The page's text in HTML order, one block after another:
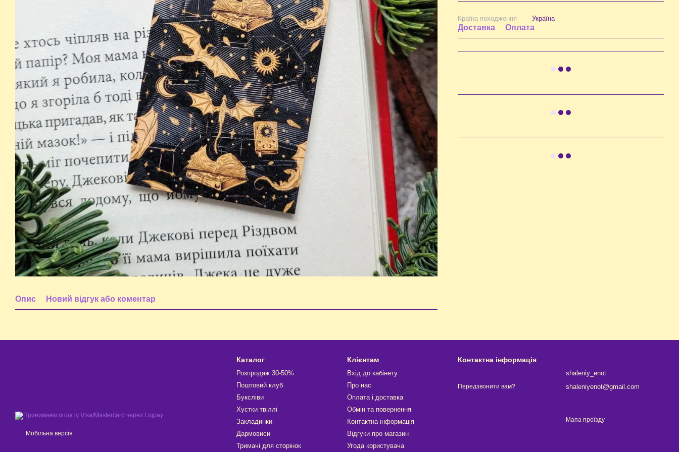
Опис Новий відгук або коментар
Країна походження Україна
Доставка Оплата
Мобільна версія
Каталог
Розпродаж 30-50%
Поштовий клуб
Буксліви
Хустки твіллі
Закладинки
Дармовиси
Тримачі для сторінок
Клієнтам
Вхід до кабінету
Про нас
Оплата і доставка
Обмін та повернення
Контактна інформація
Відгуки про магазин
Угода користувача
Контактна інформація
Передзвонити вам?
shaleniy_enot
shaleniyenot@gmail.com
Мапа проїзду